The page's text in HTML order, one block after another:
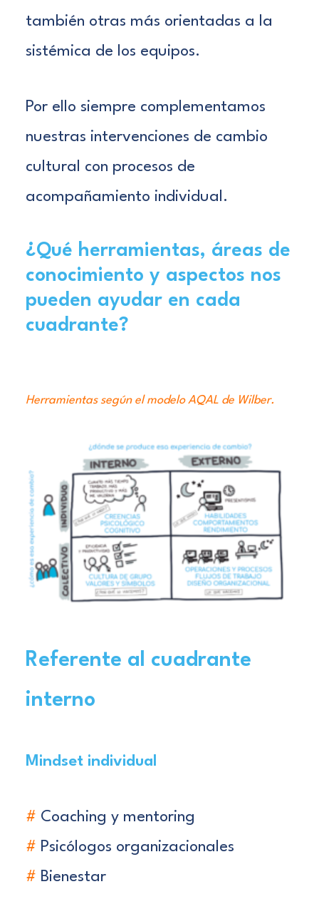
también otras más orientadas a la
sistémica de los equipos.
Por ello siempre complementamos
nuestras intervenciones de cambio
cultural con procesos de
acompañamiento individual.
¿Qué herramientas, áreas de
conocimiento y aspectos nos
pueden ayudar en cada
cuadrante?
Herramientas según el modelo AQAL de Wilber.
Referente al cuadrante
interno
Mindset individual
# Coaching y mentoring
# Psicólogos organizacionales
# Bienestar